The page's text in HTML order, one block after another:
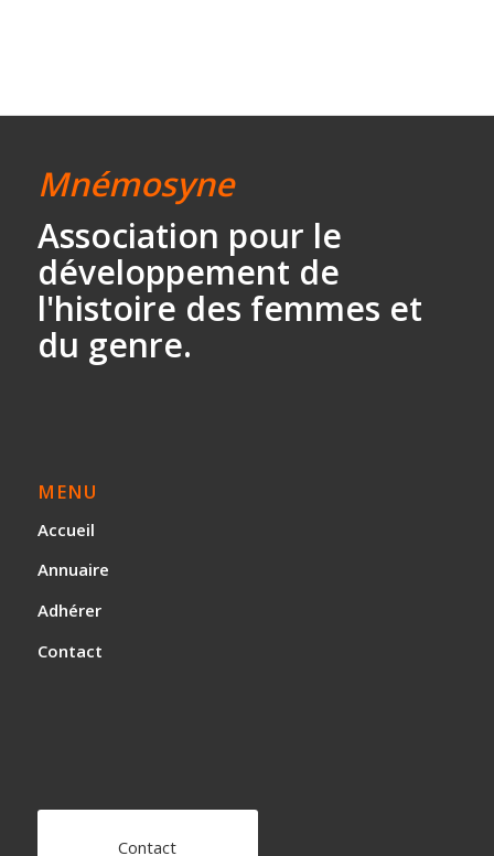
Mnémosyne
Association pour le
développement de
l'histoire des femmes et
du genre.
MENU
Accueil
Annuaire
Adhérer
Contact
Contact